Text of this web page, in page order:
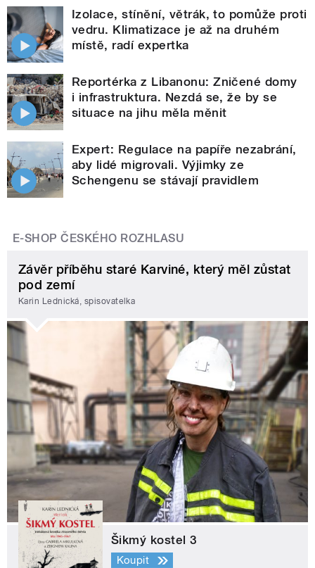
Izolace, stínění, větrák, to pomůže proti
vedru. Klimatizace je až na druhém
místě, radí expertka
Reportérka z Libanonu: Zničené domy
i infrastruktura. Nezdá se, že by se
situace na jihu měla měnit
Expert: Regulace na papíře nezabrání,
aby lidé migrovali. Výjimky ze
Schengenu se stávají pravidlem
E-SHOP ČESKÉHO ROZHLASU
Závěr příběhu staré Karviné, který měl zůstat
pod zemí
Karin Lednická, spisovatelka
Šikmý kostel 3
Koupit